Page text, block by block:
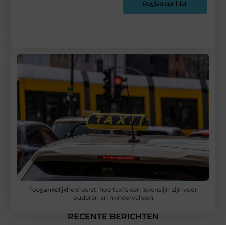
Toegankelijkheid eerst: hoe taxi's een levenslijn zijn voor
ouderen en mindervaliden
RECENTE BERICHTEN
Registreer hier